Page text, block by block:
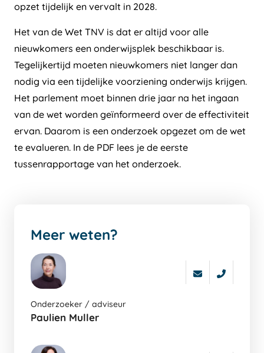
opzet tijdelijk en vervalt in 2028.
Het van de Wet TNV is dat er altijd voor alle
nieuwkomers een onderwijsplek beschikbaar is.
Tegelijkertijd moeten nieuwkomers niet langer dan
nodig via een tijdelijke voorziening onderwijs krijgen.
Het parlement moet binnen drie jaar na het ingaan
van de wet worden geïnformeerd over de effectiviteit
ervan. Daarom is een onderzoek opgezet om de wet
te evalueren. In de PDF lees je de eerste
tussenrapportage van het onderzoek.
Meer weten?
naar
de
pagina
Onderzoeker / adviseur
Paulien Muller